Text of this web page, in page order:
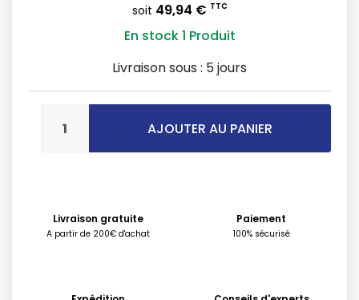
soit 49,94 € TTC
En stock1 Produit
Livraison sous : 5 jours
AJOUTER AU PANIER
Livraison gratuite
A partir de 200€ d'achat
Paiement
100% sécurisé